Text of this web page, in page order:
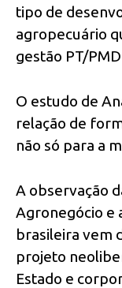
tipo de
agropecuário
gestão PT/
O estudo de
relação de
não só para a
A observação
Agronegócio e
brasileira vem
projeto
Estado e